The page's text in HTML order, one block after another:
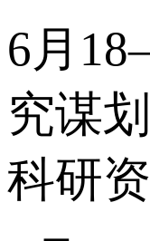
6月
究谋
科研